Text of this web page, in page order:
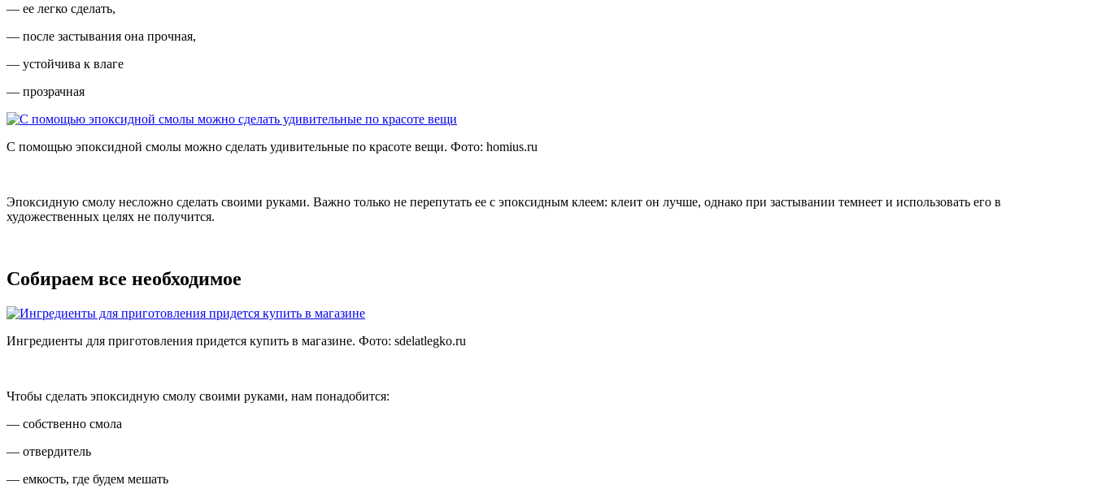
— ее легко сделать,
— после застывания она прочная,
— устойчива к влаге
— прозрачная
С помощью эпоксидной смолы можно сделать удивительные по красоте вещи. Фото: homius.ru
Эпоксидную смолу несложно сделать своими руками. Важно только не перепутать ее с эпоксидным клеем: клеит он лучше, однако при застывании темнеет и использовать его в
художественных целях не получится.
Собираем все необходимое
Ингредиенты для приготовления придется купить в магазине. Фото: sdelatlegko.ru
Чтобы сделать эпоксидную смолу своими руками, нам понадобится:
— собственно смола
— отвердитель
— емкость, где будем мешать